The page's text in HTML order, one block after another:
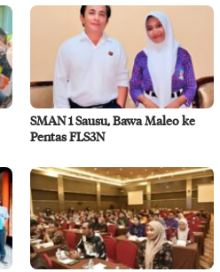
SMAN 1 Sausu, Bawa Maleo ke
Pentas FLS3N